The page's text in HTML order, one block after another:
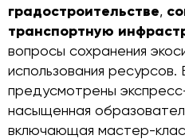
градостроительстве,
транспортную
вопросы сохранения
использования
предусмотрены
насыщенная
включающая мастер-